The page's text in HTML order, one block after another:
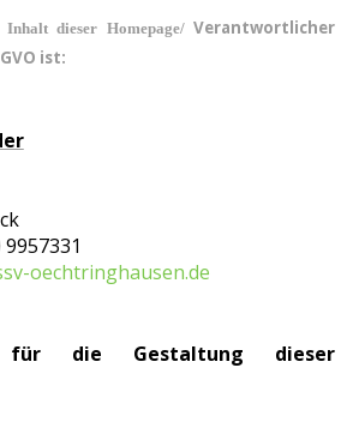
dieser Homepage/ Verantwortlicher
ist:
oechtringhausen.de
für die Gestaltung dieser